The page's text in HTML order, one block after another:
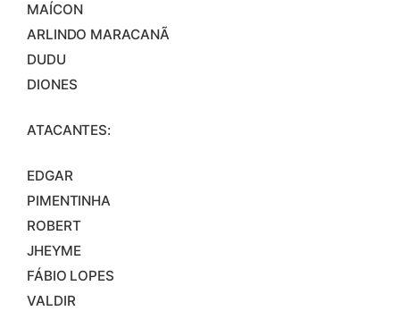
MAÍCON
ARLINDO MARACANÃ
DUDU
DIONES
ATACANTES:
EDGAR
PIMENTINHA
ROBERT
JHEYME
FÁBIO LOPES
VALDIR